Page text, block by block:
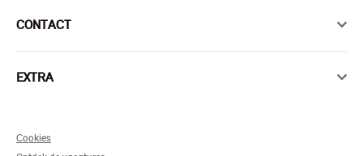
CONTACT
EXTRA
Cookies